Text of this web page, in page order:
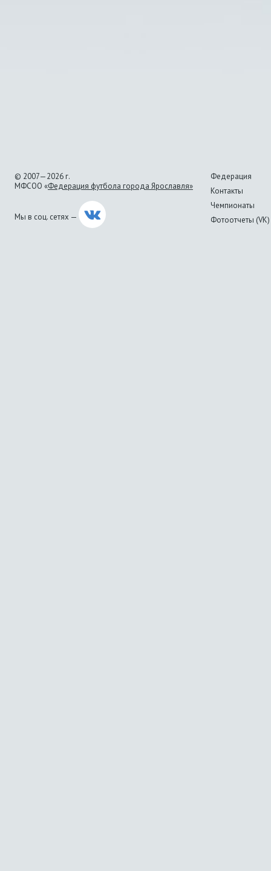
© 2007—2026 г.
МФСОО «Федерация футбола города Ярославля»
Мы в соц. сетях —
Федерация
Контакты
Чемпионаты
Фотоотчеты (VK)